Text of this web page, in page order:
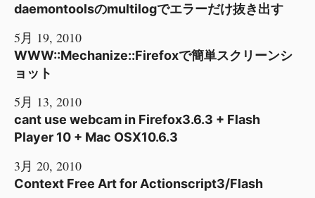
daemontoolsのmultilogでエラーだけ抜き出す
5月 19, 2010
WWW::Mechanize::Firefoxで簡単スクリーンシ
ョット
5月 13, 2010
cant use webcam in Firefox3.6.3 + Flash
Player 10 + Mac OSX10.6.3
3月 20, 2010
Context Free Art for Actionscript3/Flash